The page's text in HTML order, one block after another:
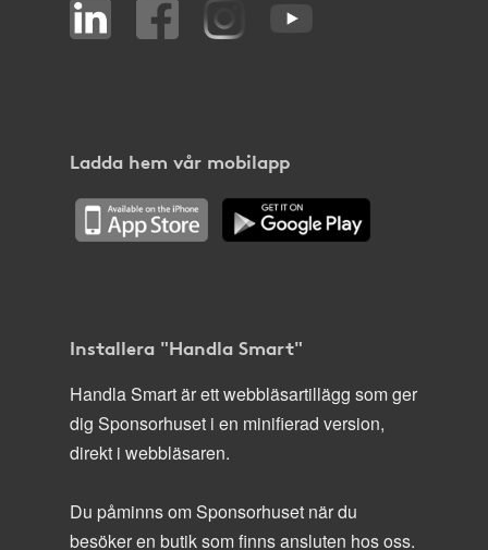
Ladda hem vår mobilapp
Installera "Handla Smart"
Handla Smart är ett webbläsartillägg som ger
dig Sponsorhuset i en minifierad version,
direkt i webbläsaren.
Du påminns om Sponsorhuset när du
besöker en butik som finns ansluten hos oss.